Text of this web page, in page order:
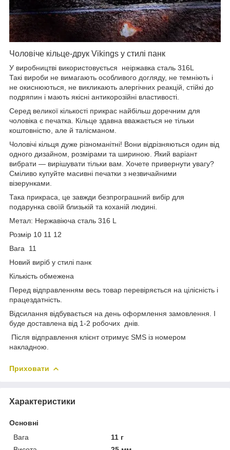
Чоловіче кільце-друк Vikings у стилі панк
У виробництві використовується неіржавка сталь 316L
Такі вироби не вимагають особливого догляду, не темніють і
не окиснюються, не викликають алергічних реакцій, стійкі до
подряпин і мають якісні антикорозійні властивості.
Серед великої кількості прикрас найбільш доречним для
чоловіка є печатка. Кільце здавна вважається не тільки
коштовністю, але й талісманом.
Чоловічі кільця дуже різноманітні! Вони відрізняються один від
одного дизайном, розмірами та шириною. Який варіант
вибрати — вирішувати тільки вам. Хочете привернути увагу?
Сміливо купуйте масивні печатки з незвичайними
візерунками.
Така прикраса, це завжди безпрограшний вибір для
подарунка своїй близькій та коханій людині.
Метал: Нержавіюча сталь 316 L
Розмір 10 11 12
Вага 11
Новий виріб у стилі панк
Кількість обмежена
Перед відправленням весь товар перевіряється на цілісність і
працездатність.
Відсилання відбувається на день оформлення замовлення. І
буде доставлена від 1-2 робочих днів.
Після відправлення клієнт отримує SMS із номером
накладною.
Приховати
Характеристики
Основні
Вага
11 г